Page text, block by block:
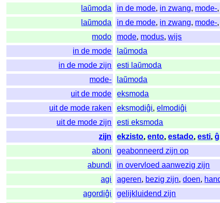
laŭmoda
in de mode, in zwang, mode-
laŭmoda
in de mode, in zwang, mode-
modo
mode, modus,wijs
in de mode
laŭmoda
in de mode zijn
esti laŭmoda
mode-
laŭmoda
uit de mode
eksmoda
uit de mode raken
eksmodiĝi,elmodiĝi
uit de mode zijn
esti eksmoda
zijn
ekzisto,ento,estado,esti,
aboni
geabonneerd zijn op
abundi
in overvloed aanwezig zijn
agi
ageren, bezig zijn,doen,
agordiĝi
gelijkluidend zijn